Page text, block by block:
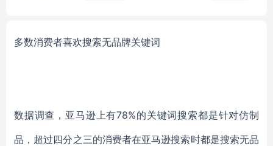
多数消费者喜欢搜索无品牌关键词
数据调查， 亚马逊上有78%的关键词搜索都是针对仿制
品 ，超过四分之三的消费者在亚马逊搜索时都是搜索无品